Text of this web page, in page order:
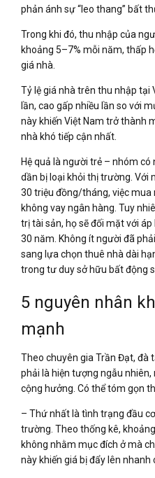
phản ánh sự “leo thang” bất
Trong khi đó, thu nhập của
khoảng 5–7% mỗi năm, thấp
giá nhà.
Tỷ lệ giá nhà trên thu nhập tại
lần, cao gấp nhiều lần so với
này khiến Việt Nam trở thành
nhà khó tiếp cận nhất.
Hệ quả là người trẻ – nhóm
dần bị loại khỏi thị trường. Với
30 triệu đồng/tháng, việc mua
không vay ngân hàng. Tuy
trị tài sản, họ sẽ đối mặt với
30 năm. Không ít người đã
sang lựa chọn thuê nhà dài
trong tư duy sở hữu bất động
5 nguyên nhân
mạnh
Theo chuyên gia Trần Đạt, đà
phải là hiện tượng ngẫu
cộng hưởng. Có thể tóm gọn
– Thứ nhất là tình trạng đầu
trường. Theo thống kê,
không nhằm mục đích ở mà
này khiến giá bị đẩy lên